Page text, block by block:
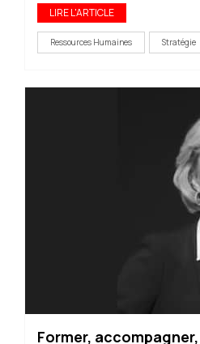
LIRE L'ARTICLE
Ressources Humaines Stratégie
Former,